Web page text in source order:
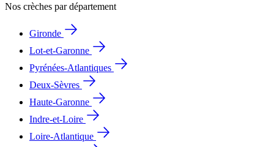
Nos crèches par département
Gironde
Lot-et-Garonne
Pyrénées-Atlantiques
Deux-Sèvres
Haute-Garonne
Indre-et-Loire
Loire-Atlantique